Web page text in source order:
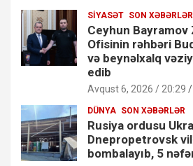
SIYASƏT SON XƏBƏRLƏR
Ceyhun Bayramov
Ofisinin rəhbəri
və beynəlxalq
edib
Avqust 6, 2026 / 20:29
DÜNYA SON XƏBƏRLƏR
Rusiya ordusu
Dnepropetrovsk
bombalayıb, 5